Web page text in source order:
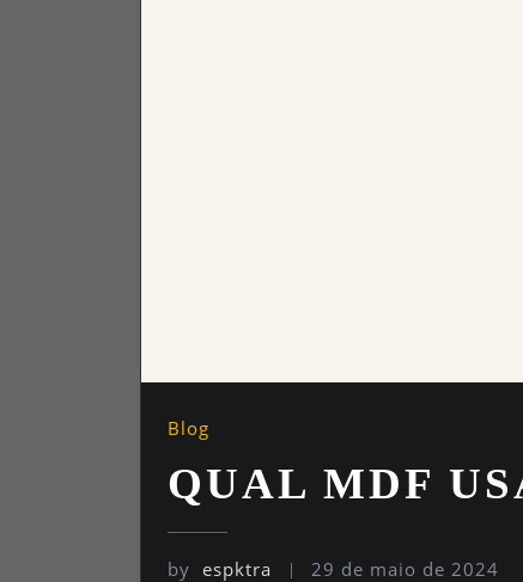
Blog
QUAL MDF
by espktra 29 de maio de 2024